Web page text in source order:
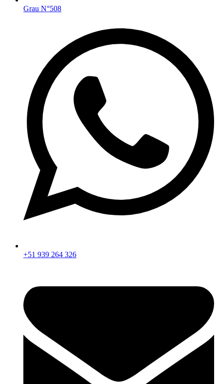
Grau N°508
+51 939 264 326